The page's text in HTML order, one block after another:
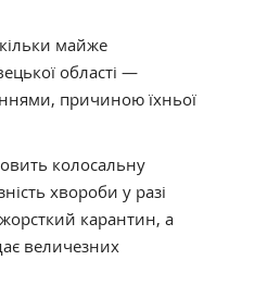
майже
області —
причиною їхньої
колосальну
хвороби у разі
карантин, а
величезних